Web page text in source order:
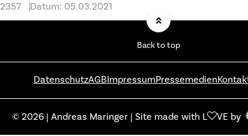
2357 Datum: 05.03.2021
Back to top
DatenschutzAGBImpressumPressemedien
© 2026 | Andreas Maringer | Site made with L VE by